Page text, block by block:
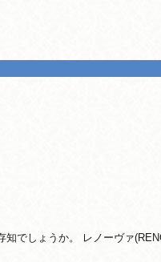
でしょうか。 レノーヴァ